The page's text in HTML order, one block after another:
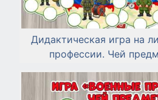
Дидактическая игра на
профессии. Чей